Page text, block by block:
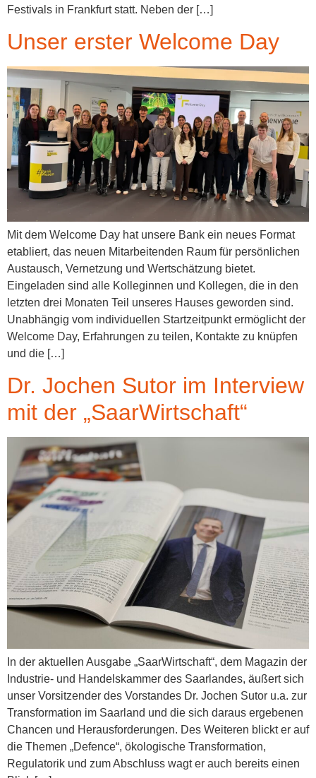
Festivals in Frankfurt statt. Neben der […]
Unser erster Welcome Day
Mit dem Welcome Day hat unsere Bank ein neues Format
etabliert, das neuen Mitarbeitenden Raum für persönlichen
Austausch, Vernetzung und Wertschätzung bietet.
Eingeladen sind alle Kolleginnen und Kollegen, die in den
letzten drei Monaten Teil unseres Hauses geworden sind.
Unabhängig vom individuellen Startzeitpunkt ermöglicht der
Welcome Day, Erfahrungen zu teilen, Kontakte zu knüpfen
und die […]
Dr. Jochen Sutor im Interview
mit der „SaarWirtschaft“
In der aktuellen Ausgabe „SaarWirtschaft“, dem Magazin der
Industrie- und Handelskammer des Saarlandes, äußert sich
unser Vorsitzender des Vorstandes Dr. Jochen Sutor u.a. zur
Transformation im Saarland und die sich daraus ergebenen
Chancen und Herausforderungen. Des Weiteren blickt er auf
die Themen „Defence“, ökologische Transformation,
Regulatorik und zum Abschluss wagt er auch bereits einen